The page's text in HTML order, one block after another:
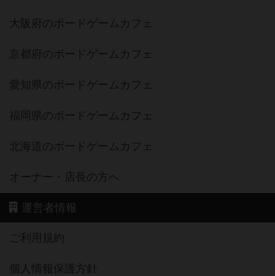
大阪府のボードゲームカフェ
京都府のボードゲームカフェ
愛知県のボードゲームカフェ
福岡県のボードゲームカフェ
北海道のボードゲームカフェ
オーナー・店長の方へ
運営者情報
ご利用規約
個人情報保護方針